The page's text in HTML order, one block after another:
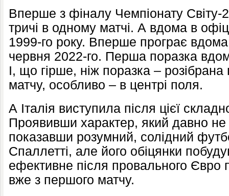
Вперше з фіналу Чемпіонату Світу-
тричі в одному матчі. А вдома в
1999-го року. Вперше програє вдома
червня 2022-го. Перша поразка
І, що гірше, ніж поразка – розібрана
матчу, особливо – в центрі поля.
А Італія виступила після цієї
Проявивши характер, який давно
показавши розумний, солідний
Спаллетті, але його обіцянки
ефективне після провального Євро
вже з першого матчу.